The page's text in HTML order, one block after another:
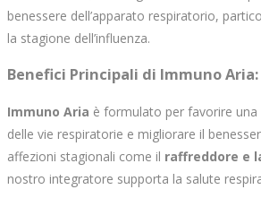
benessere dell’apparato respiratorio,
la stagione dell’influenza.
Benefici Principali di Immuno Aria:
Immuno Aria è formulato per favorire
delle vie respiratorie e migliorare il
affezioni stagionali come il raffreddore e
nostro integratore supporta la salute